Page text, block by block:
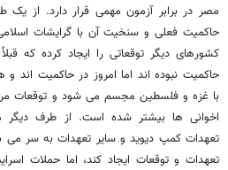
مصر در برابر آزمون مهمی قرار دارد. از
حاکمیت فعلی و سنخیت آن با گرایشات
کشورهای دیگر توقعاتی را ایجاد کرده که
حاکمیت نبوده اند اما امروز در حاکمیت اند و
با غزه و فلسطین مجسم می شود و توقعات
اخوانی ها بیشتر شده است. از طرف
تعهدات کمپ دیوید و سایر تعهدات به سر می
تعهدات و توقعات ایجاد کند، اما حملات